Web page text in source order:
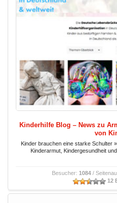
Kinderhilfe Blog – News zu
von
Kinder brauchen eine starke Schulter
Kinderarmut, Kindergesundheit
Besucher: 1084 /
12